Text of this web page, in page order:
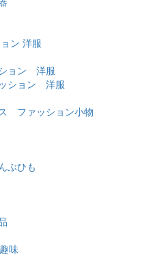
ン 洋服
ョン 洋服
ション 洋服
ファッション小物
ぶひも
味